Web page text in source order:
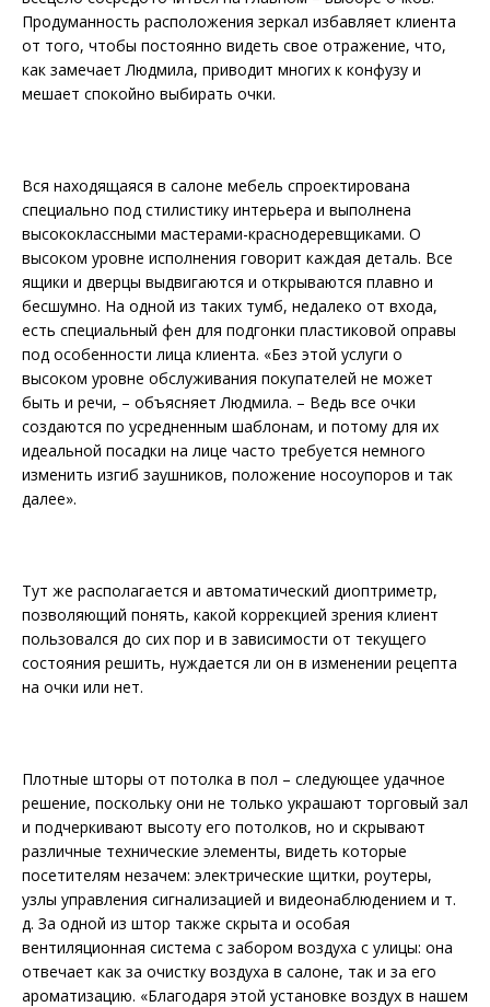
Продуманность расположения зеркал избавляет клиента
от того, чтобы постоянно видеть свое отражение, что,
как замечает Людмила, приводит многих к конфузу и
мешает спокойно выбирать очки.
Вся находящаяся в салоне мебель спроектирована
специально под стилистику интерьера и выполнена
высококлассными мастерами-краснодеревщиками. О
высоком уровне исполнения говорит каждая деталь. Все
ящики и дверцы выдвигаются и открываются плавно и
бесшумно. На одной из таких тумб, недалеко от входа,
есть специальный фен для подгонки пластиковой оправы
под особенности лица клиента. «Без этой услуги о
высоком уровне обслуживания покупателей не может
быть и речи, – объясняет Людмила. – Ведь все очки
создаются по усредненным шаблонам, и потому для их
идеальной посадки на лице часто требуется немного
изменить изгиб заушников, положение носоупоров и так
далее».
Тут же располагается и автоматический диоптриметр,
позволяющий понять, какой коррекцией зрения клиент
пользовался до сих пор и в зависимости от текущего
состояния решить, нуждается ли он в изменении рецепта
на очки или нет.
Плотные шторы от потолка в пол – следующее удачное
решение, поскольку они не только украшают торговый зал
и подчеркивают высоту его потолков, но и скрывают
различные технические элементы, видеть которые
посетителям незачем: электрические щитки, роутеры,
узлы управления сигнализацией и видео­наблюдением и т.
д. За одной из штор также скрыта и особая
вентиляционная система с забором воздуха с улицы: она
отвечает как за очистку воздуха в салоне, так и за его
ароматизацию. «Благодаря этой установке воздух в нашем